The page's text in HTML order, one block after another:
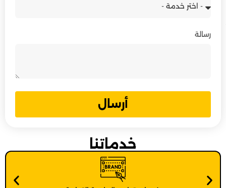
رسالة
أرسال
خدماتنا